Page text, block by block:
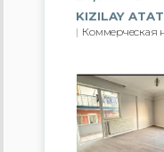
Коммерческая